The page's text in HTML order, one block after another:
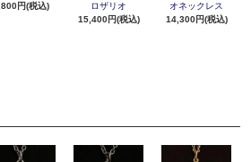
円(税込)
ロザリオ
15,400円(税込)
オネックレス
14,300円(税込)